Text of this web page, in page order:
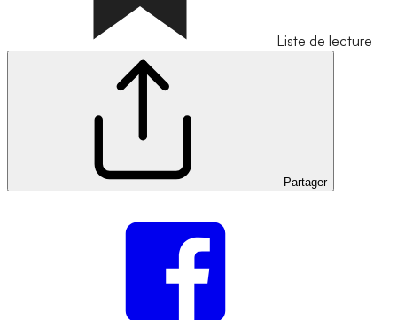
Liste de lecture
Partager